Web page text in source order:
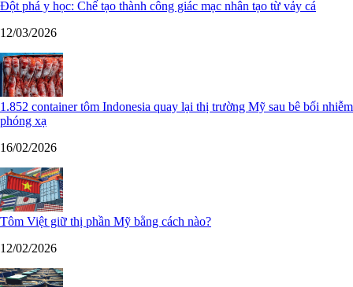
Đột phá y học: Chế tạo thành công giác mạc nhân tạo từ vảy cá
12/03/2026
1.852 container tôm Indonesia quay lại thị trường Mỹ sau bê bối nhiễm
phóng xạ
16/02/2026
Tôm Việt giữ thị phần Mỹ bằng cách nào?
12/02/2026